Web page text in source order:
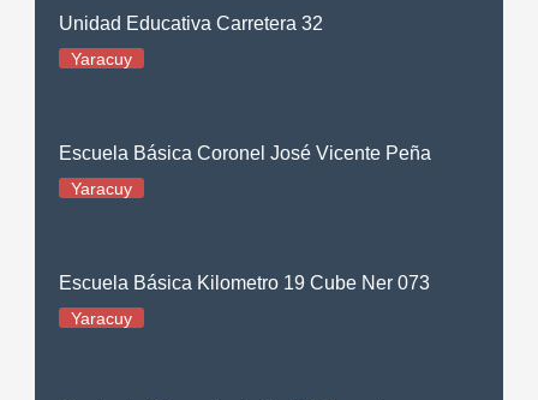
Unidad Educativa Carretera 32
Yaracuy
Escuela Básica Coronel José Vicente Peña
Yaracuy
Escuela Básica Kilometro 19 Cube Ner 073
Yaracuy